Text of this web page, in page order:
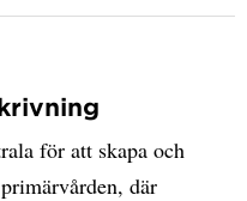
för att skapa och
där